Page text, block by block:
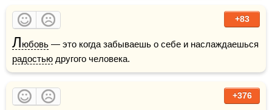
+83
Любовь
радостью другого человека.
+376